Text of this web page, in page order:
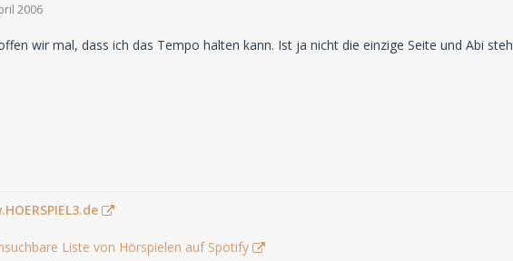
2006
wir mal, dass ich das Tempo halten kann. Ist ja nicht die einzige Seite und Abi
Liste von Hörspielen auf Spotify